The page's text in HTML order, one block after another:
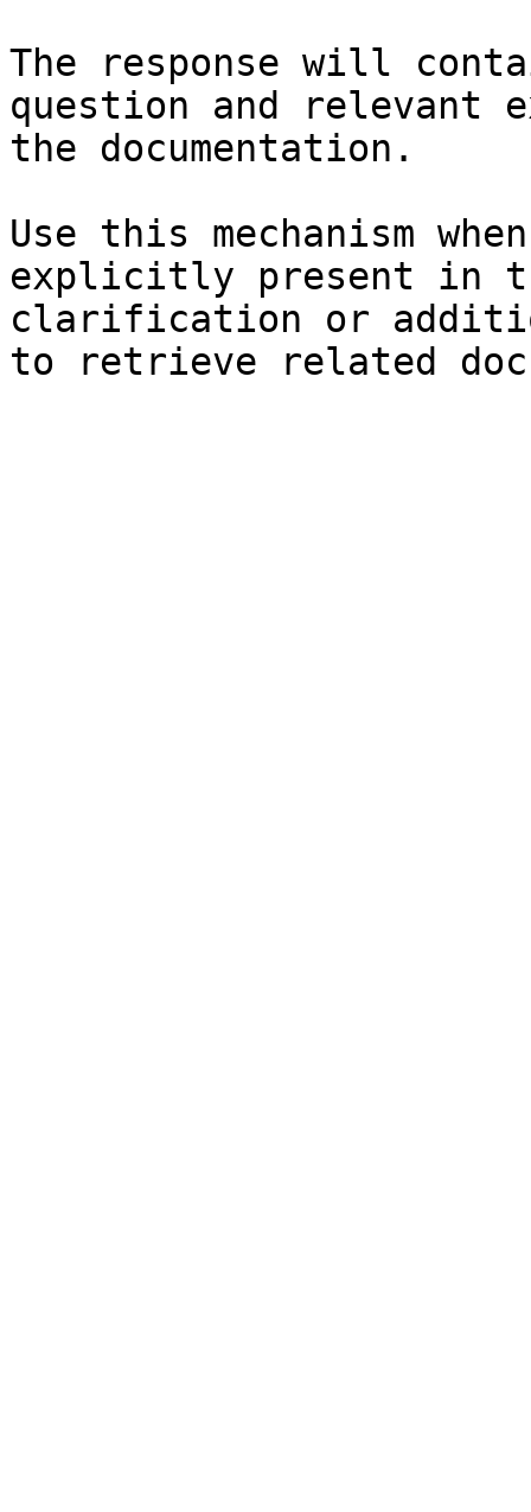
The response will
question and relevant
the documentation.
Use this mechanism
explicitly present in
clarification or